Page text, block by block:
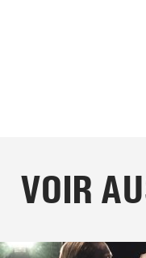
VOIR